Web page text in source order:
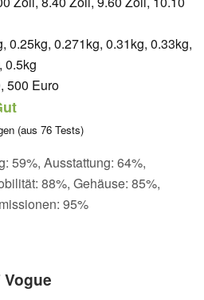
0.25kg, 0.271kg, 0.31kg, 0.33kg,
0.5kg
500 Euro
(aus 76 Tests)
59%, Ausstattung: 64%,
88%, Gehäuse: 85%,
95%
Vogue